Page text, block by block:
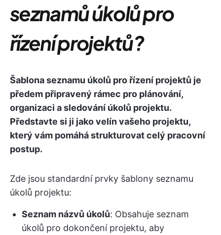
seznamů úkolů pro
řízení projektů?
Šablona seznamu úkolů pro řízení projektů je
předem připravený rámec pro plánování,
organizaci a sledování úkolů projektu.
Představte si ji jako velín vašeho projektu,
který vám pomáhá strukturovat celý pracovní
postup.
Zde jsou standardní prvky šablony seznamu
úkolů projektu:
Seznam názvů úkolů: Obsahuje seznam
úkolů pro dokončení projektu, aby